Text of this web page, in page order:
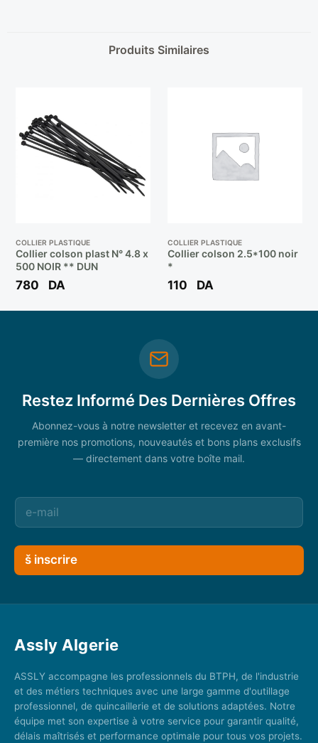
Produits Similaires
COLLIER PLASTIQUE
Collier colson plast N° 4.8 x
500 NOIR ** DUN
780 DA
COLLIER PLASTIQUE
Collier colson 2.5*100 noir
*
110 DA
Restez Informé Des Dernières Offres
Abonnez-vous à notre newsletter et recevez en avant-
première nos promotions, nouveautés et bons plans exclusifs
— directement dans votre boîte mail.
š inscrire
Assly Algerie
ASSLY accompagne les professionnels du BTPH, de l'industrie
et des métiers techniques avec une large gamme d'outillage
professionnel, de quincaillerie et de solutions adaptées. Notre
équipe met son expertise à votre service pour garantir qualité,
délais maîtrisés et performance optimale pour tous vos projets.